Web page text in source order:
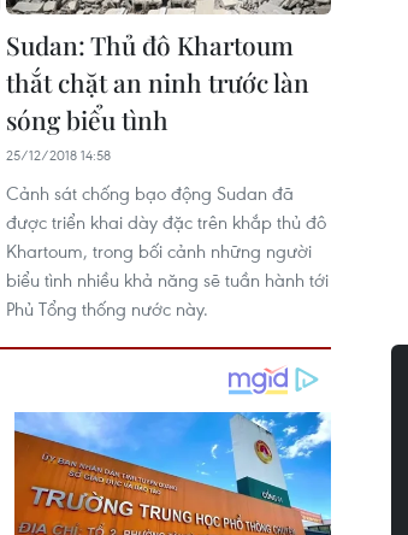
Sudan: Thủ đô Khartoum
thắt chặt an ninh trước làn
sóng biểu tình
25/12/2018 14:58
Cảnh sát chống bạo động Sudan đã
được triển khai dày đặc trên khắp thủ đô
Khartoum, trong bối cảnh những người
biểu tình nhiều khả năng sẽ tuần hành tới
Phủ Tổng thống nước này.